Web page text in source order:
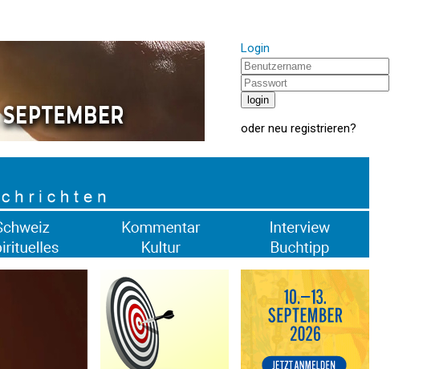
Login
oder neu registrieren?